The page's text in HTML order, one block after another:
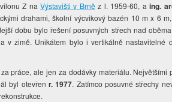
Z naVýstavišti v Brněz l. 1959-60, aing.
drahami, školní výcvikový bazén 10 m x 6
dobu bylo řešení posuvných střech nad
v zimě. Unikátem bylo i vertikálně nastavitelné
práce, ale jen za dodávky materiálu. Největšími
byl otevřenr. 1977. Zatímco posuvné střechy